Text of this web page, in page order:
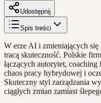
Udostępnij
Spis treści
W erze AI i zmieniających się
tracą skuteczność. Polskie
łączących autorytet,
chaos pracy hybrydowej i
Skuteczny styl zarządzania
ciągłych zmian zamiast